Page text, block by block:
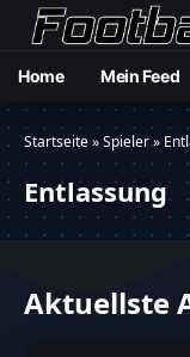
Home Mein Feed
Startseite»Spieler»
Entlassung
Aktuellste